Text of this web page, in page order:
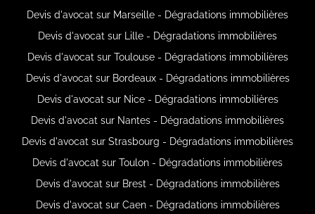
Devis d'avocat sur Marseille - Dégradations immobilières
Devis d'avocat sur Lille - Dégradations immobilières
Devis d'avocat sur Toulouse - Dégradations immobilières
Devis d'avocat sur Bordeaux - Dégradations immobilières
Devis d'avocat sur Nice - Dégradations immobilières
Devis d'avocat sur Nantes - Dégradations immobilières
Devis d'avocat sur Strasbourg - Dégradations immobilières
Devis d'avocat sur Toulon - Dégradations immobilières
Devis d'avocat sur Brest - Dégradations immobilières
Devis d'avocat sur Caen - Dégradations immobilières